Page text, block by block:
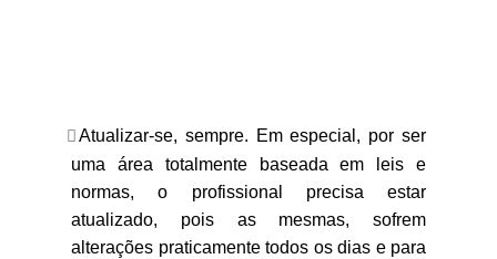
Atualizar-se, sempre. Em especial, por ser
uma área totalmente baseada em leis e
normas, o profissional precisa estar
atualizado, pois as mesmas, sofrem
alterações praticamente todos os dias e para